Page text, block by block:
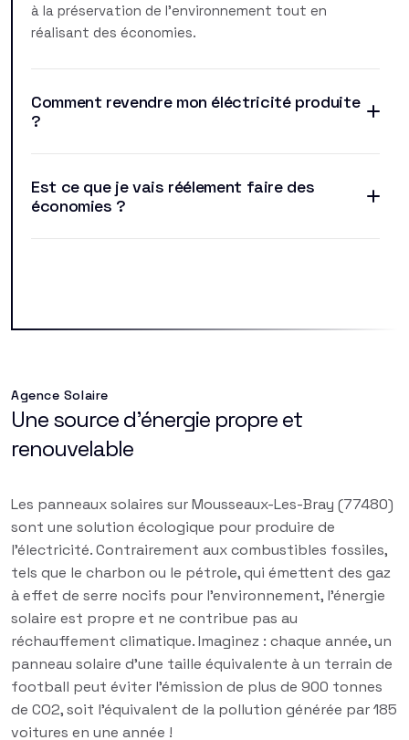
à la préservation de l'environnement tout en
réalisant des économies.
Comment revendre mon éléctricité produite
?
Est ce que je vais réélement faire des
économies ?
Agence Solaire
Une source d'énergie propre et
renouvelable
Les panneaux solaires sur Mousseaux-Les-Bray (77480)
sont une solution écologique pour produire de
l'électricité. Contrairement aux combustibles fossiles,
tels que le charbon ou le pétrole, qui émettent des gaz
à effet de serre nocifs pour l'environnement, l'énergie
solaire est propre et ne contribue pas au
réchauffement climatique. Imaginez : chaque année, un
panneau solaire d'une taille équivalente à un terrain de
football peut éviter l'émission de plus de 900 tonnes
de CO2, soit l'équivalent de la pollution générée par 185
voitures en une année !